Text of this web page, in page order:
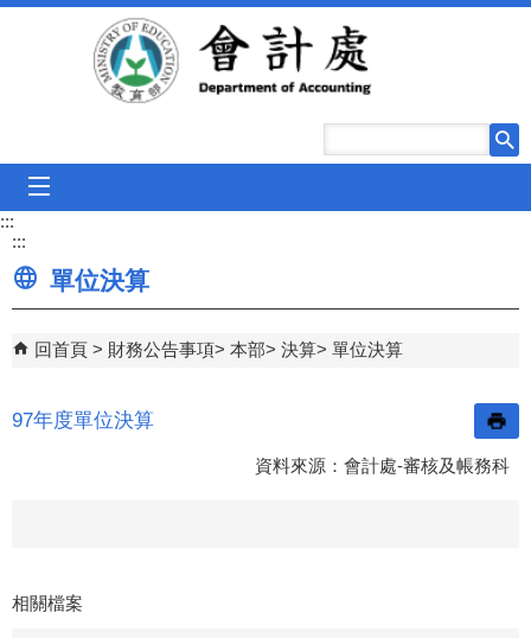
跳到主要內容區塊
:::
:::
單位決算
回首頁 財務公告事項 本部 決算 單位決算
97年度單位決算
資料來源：會計處-審核及帳務科
相關檔案